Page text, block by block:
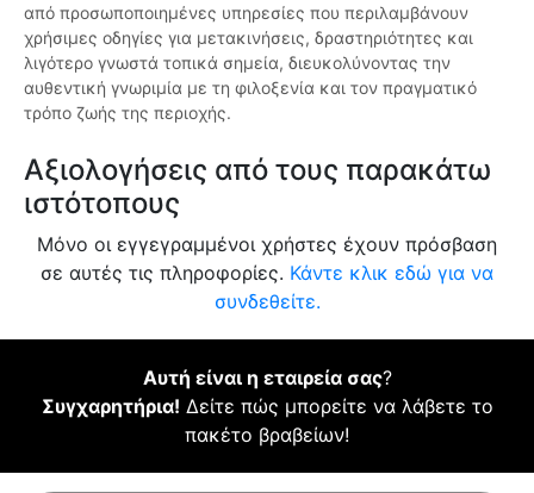
από προσωποποιημένες υπηρεσίες που περιλαμβάνουν
χρήσιμες οδηγίες για μετακινήσεις, δραστηριότητες και
λιγότερο γνωστά τοπικά σημεία, διευκολύνοντας την
αυθεντική γνωριμία με τη φιλοξενία και τον πραγματικό
τρόπο ζωής της περιοχής.
Αξιολογήσεις από τους παρακάτω
ιστότοπους
Μόνο οι εγγεγραμμένοι χρήστες έχουν πρόσβαση
σε αυτές τις πληροφορίες. Κάντε κλικ εδώ για να
συνδεθείτε.
Αυτή είναι η εταιρεία σας?
Συγχαρητήρια! Δείτε πώς μπορείτε να λάβετε το
πακέτο βραβείων!